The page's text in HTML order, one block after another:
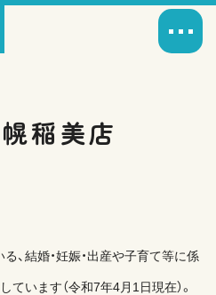
稲美店
、結婚・妊娠・出産や子育て等に係
います（令和7年4月1日現在）。